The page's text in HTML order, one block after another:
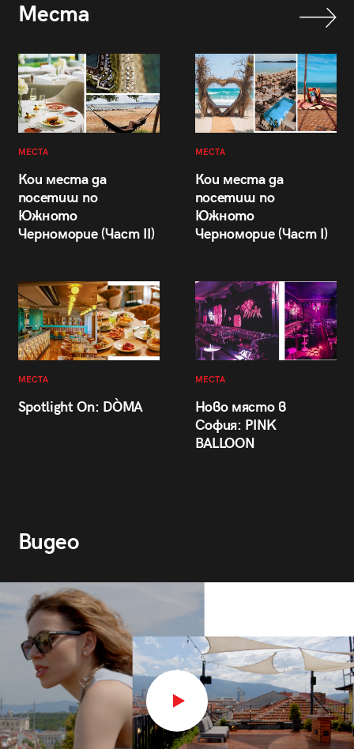
Места
МЕСТА
Кои места да
посетиш по
Южното
Черноморие (Част II)
МЕСТА
Кои места да
посетиш по
Южното
Черноморие (Част I)
МЕСТА
Spotlight On: DÒMA
МЕСТА
Ново място в
София: PINK
BALLOON
Видео